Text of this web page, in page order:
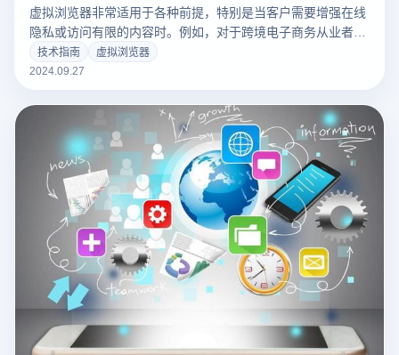
虚拟浏览器非常适用于各种前提，特别是当客户需要增强在线
隐私或访问有限的内容时。例如，对于跨境电子商务从业者来
说，虚拟浏览器可以帮助管理多个账户，并防止区域限制。对
于需要频繁转换身份的社交媒体客户，它可以有效地保护个人
争分析时可以提供更准确的使用体验，以获得更准确的数据。
因此，虚拟浏览器可以为用户提供极大的方便和安全，无论是
在工作中还是在个人使用中。
技术指南
虚拟浏览器
2024.09.27